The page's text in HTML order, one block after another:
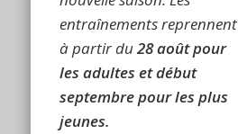
entraînements reprennent
à partir du28 août pour
les adultes et début
septembre pour les plus
jeunes.